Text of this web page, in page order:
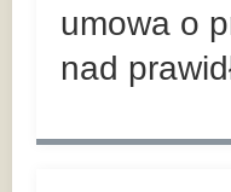
umowa o
nad